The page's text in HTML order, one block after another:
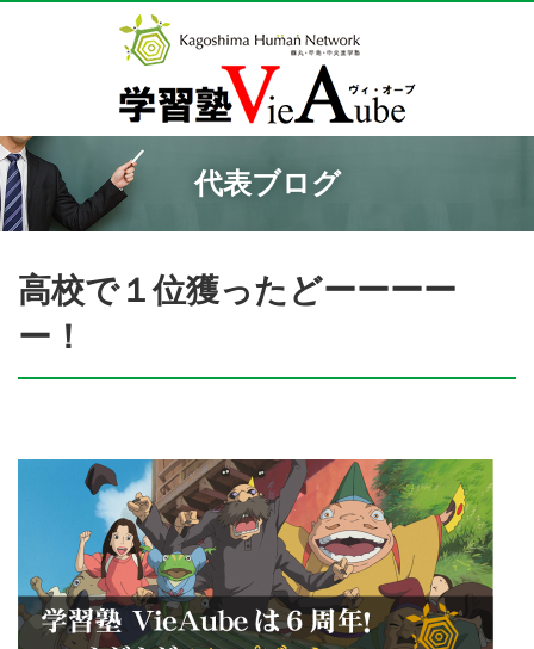
代表ブログ
高校で１位獲ったどーーーー
ー！